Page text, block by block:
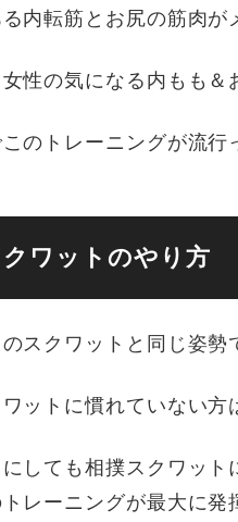
内転筋とお尻の筋肉が
性の気になる内もも＆
のトレーニングが流行
ワットのやり方
スクワットと同じ姿勢
ットに慣れていない方
しても相撲スクワット
レーニングが最大に発